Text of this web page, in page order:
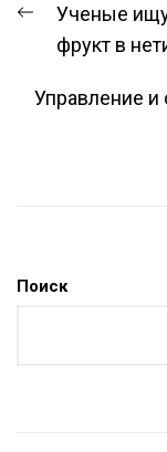
ПО
ЗАПИСЯМ
Предыдущая
запись:
Ученые
фрукт в
Управление и
Поиск